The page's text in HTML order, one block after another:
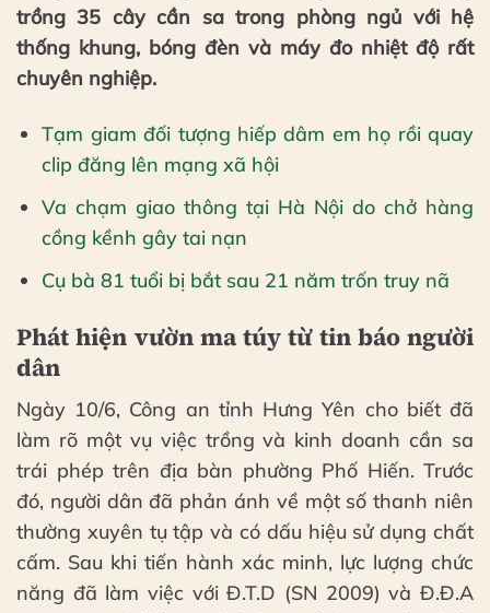
trồng 35 cây cần sa trong phòng ngủ với hệ
thống khung, bóng đèn và máy đo nhiệt độ rất
chuyên nghiệp.
Tạm giam đối tượng hiếp dâm em họ rồi quay
clip đăng lên mạng xã hội
Va chạm giao thông tại Hà Nội do chở hàng
cồng kềnh gây tai nạn
Cụ bà 81 tuổi bị bắt sau 21 năm trốn truy nã
Phát hiện vườn ma túy từ tin báo người
dân
Ngày 10/6, Công an tỉnh Hưng Yên cho biết đã
làm rõ một vụ việc trồng và kinh doanh cần sa
trái phép trên địa bàn phường Phố Hiến. Trước
đó, người dân đã phản ánh về một số thanh niên
thường xuyên tụ tập và có dấu hiệu sử dụng chất
cấm. Sau khi tiến hành xác minh, lực lượng chức
năng đã làm việc với Đ.T.D (SN 2009) và Đ.Đ.A